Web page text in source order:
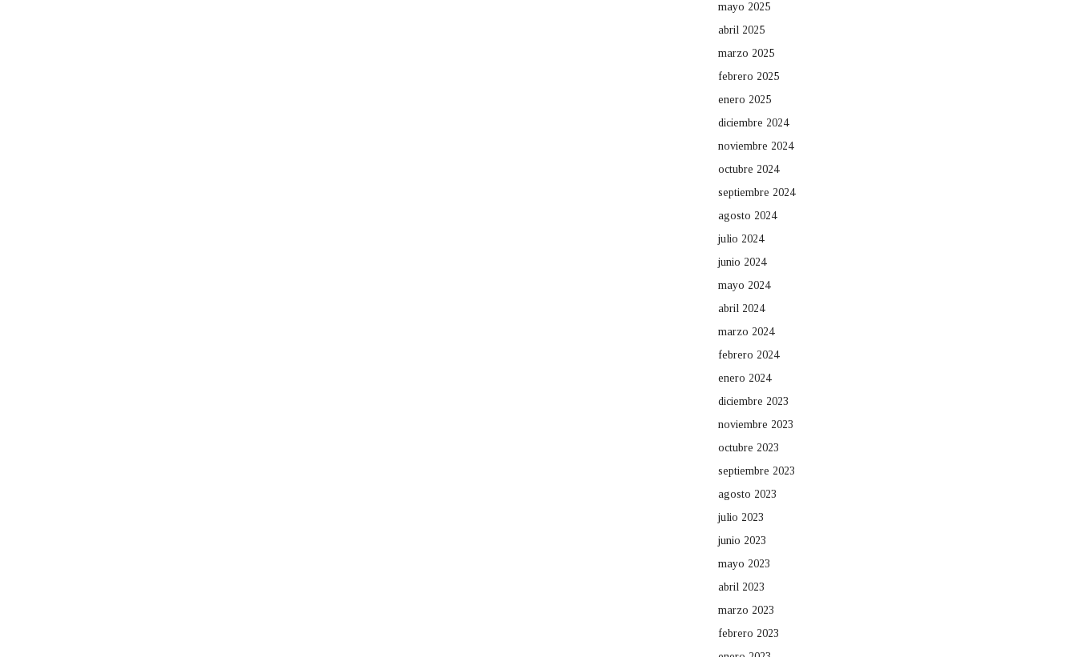
mayo 2025
abril 2025
marzo 2025
febrero 2025
enero 2025
diciembre 2024
noviembre 2024
octubre 2024
septiembre 2024
agosto 2024
julio 2024
junio 2024
mayo 2024
abril 2024
marzo 2024
febrero 2024
enero 2024
diciembre 2023
noviembre 2023
octubre 2023
septiembre 2023
agosto 2023
julio 2023
junio 2023
mayo 2023
abril 2023
marzo 2023
febrero 2023